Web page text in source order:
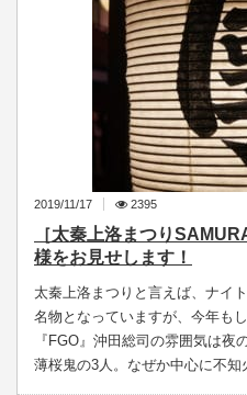
2019/11/17 2395
［太秦上洛まつり
様をお見せします！
太秦上洛まつりと言えば、ナイ
名物となっていますが、今年も
『FGO』沖田総司の雰囲気は
薄桜鬼の3人。なぜか中心に不